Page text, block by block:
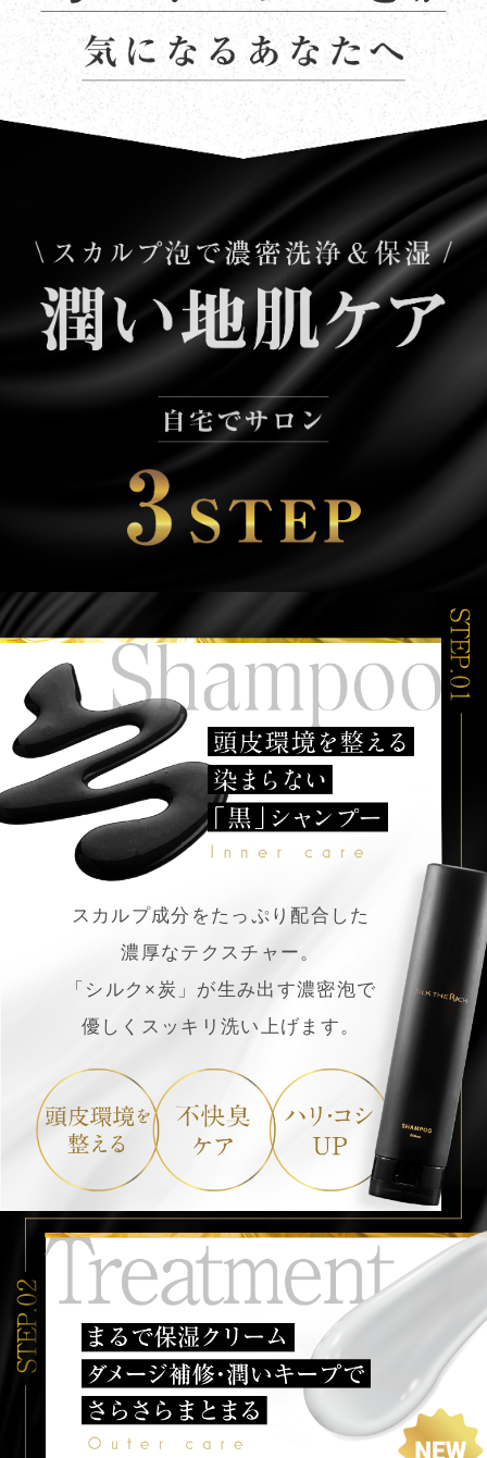
スカルプ成分をたっぷり配合した
濃厚なテクスチャー。
「シルク×炭」が生み出す濃密泡で
優しくスッキリ洗い上げます。